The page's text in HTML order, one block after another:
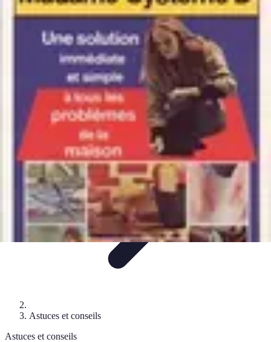
Top Soldes
Astuces d'AchatIncontournablesProduits à SurveillerAstuces et
Astuces et conseils
Top Soldes
Astuces et conseils
Astuces et conseils